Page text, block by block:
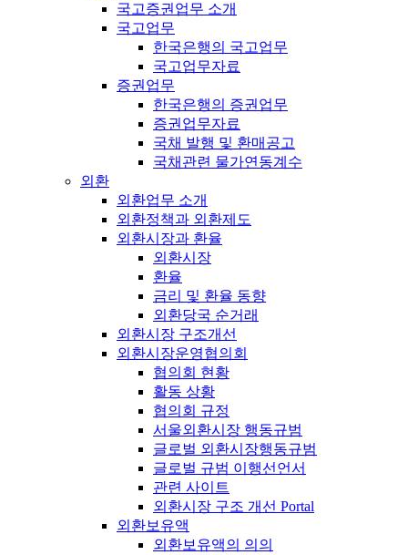
국고증권업무 소개
국고업무
한국은행의 국고업무
국고업무자료
증권업무
한국은행의 증권업무
증권업무자료
국채 발행 및 환매공고
국채관련 물가연동계수
외환
외환업무 소개
외환정책과 외환제도
외환시장과 환율
외환시장
환율
금리 및 환율 동향
외환당국 순거래
외환시장 구조개선
외환시장운영협의회
협의회 현황
활동 상황
협의회 규정
서울외환시장 행동규범
글로벌 외환시장행동규범
글로벌 규범 이행선언서
관련 사이트
외환시장 구조 개선 Portal
외환보유액
외환보유액의 의의